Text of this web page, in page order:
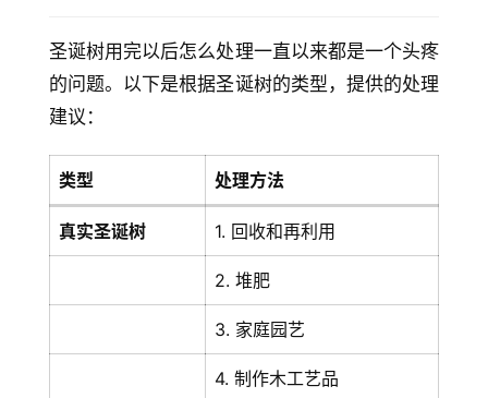
圣诞树用完以后怎么处理一直以来都是一个头疼
的问题。以下是根据圣诞树的类型，提供的处理
建议：
类型 处理方法
真实圣诞树 1. 回收和再利用
2. 堆肥
3. 家庭园艺
4. 制作木工艺品